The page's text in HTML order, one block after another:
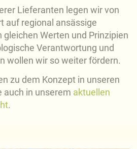
Lieferanten legen wir von
auf regional ansässige
gleichen Werten und Prinzipien
Verantwortung und
wollen wir so weiter fördern.
zu dem Konzept in unseren
auch in unserem aktuellen
.